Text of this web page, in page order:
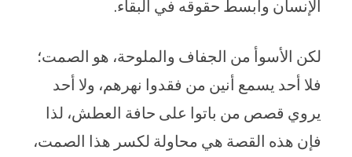
الإنسان وأبسط حقوقه في البقاء.
لكن الأسوأ من الجفاف والملوحة، هو الصمت؛
فلا أحد يسمع أنين من فقدوا نهرهم، ولا أحد
يروي قصص من باتوا على حافة العطش، لذا
فإن هذه القصة هي محاولة لكسر هذا الصمت،